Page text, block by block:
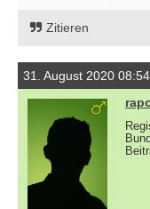
Zitieren
31. August 2020 08:54